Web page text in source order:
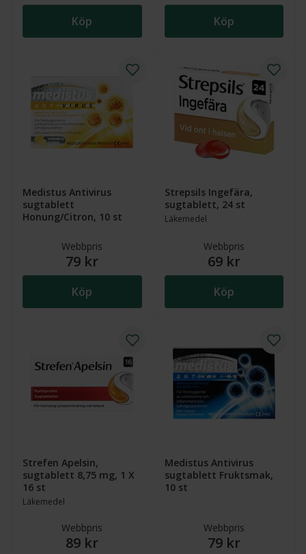
Köp Köp
Medistus Antivirus
sugtablett
Honung/Citron, 10 st
Webbpris
79 kr
Köp
Strepsils Ingefära,
sugtablett, 24 st
Läkemedel
Webbpris
69 kr
Köp
Strefen Apelsin,
sugtablett 8,75 mg, 1 X
16 st
Läkemedel
Webbpris
89 kr
Medistus Antivirus
sugtablett Fruktsmak,
10 st
Webbpris
79 kr